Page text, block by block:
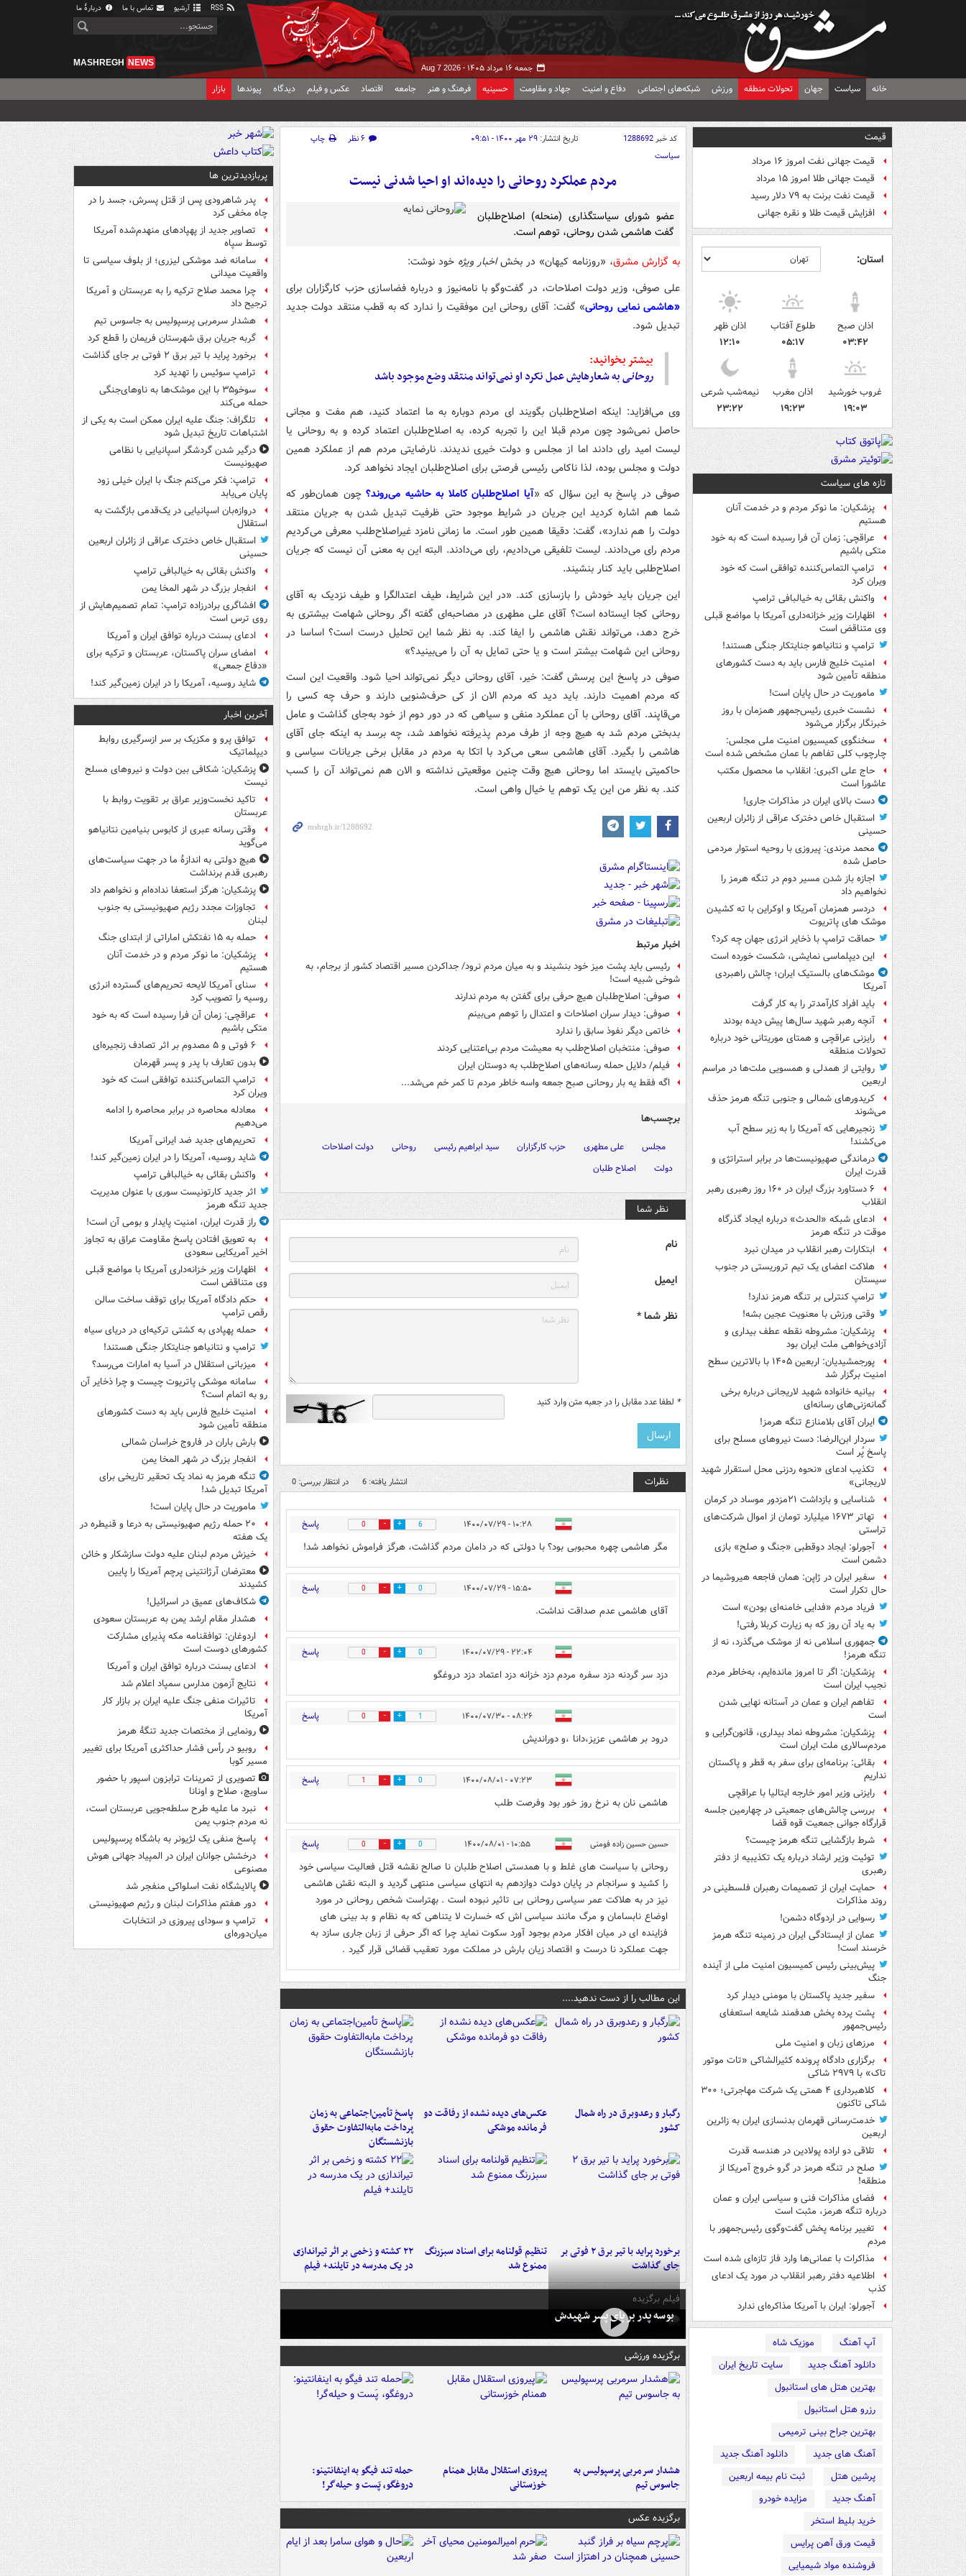
آرشیو تماس با ما دربارهٔ ما
جمعه ۱۶ مرداد ۱۴۰۵ - Aug 7 2026
MASHREGH NEWS
خانه سیاست جهان تحولات منطقه ورزش شبکه‌های اجتماعی دفاع و امنیت جهاد و مقاومت حسینیه فرهنگ و هنر جامعه اقتصاد عکس و فیلم دیدگاه پیوندها بازار
قیمت
قیمت جهانی نفت امروز ۱۶ مرداد
قیمت جهانی طلا امروز ۱۵ مرداد
قیمت نفت برنت به ۷۹ دلار رسید
افزایش قیمت طلا و نقره جهانی
استان:
اذان صبح
۰۳:۴۲
طلوع آفتاب
۰۵:۱۷
اذان ظهر
۱۲:۱۰
غروب خورشید
۱۹:۰۳
اذان مغرب
۱۹:۲۳
نیمه‌شب شرعی
۲۳:۲۲
تازه های سیاست
پزشکیان: ما نوکر مردم و در خدمت آنان
هستیم
عراقچی: زمان آن فرا رسیده است که به خود
متکی باشیم
ترامپ التماس‌کننده توافقی است که خود
ویران کرد
واکنش بقائی به خیالبافی ترامپ
اظهارات وزیر خزانه‌داری آمریکا با مواضع قبلی
وی متناقض است
ترامپ و نتانیاهو جنایتکار جنگی هستند!
امنیت خلیج فارس باید به دست کشورهای
منطقه تأمین شود
ماموریت در حال پایان است!
نشست خبری رئیس‌جمهور همزمان با روز
خبرنگار برگزار می‌شود
سخنگوی کمیسیون امنیت ملی مجلس:
چارچوب کلی تفاهم با عمان مشخص شده است
حاج علی اکبری: انقلاب ما محصول مکتب
عاشورا است
دست بالای ایران در مذاکرات جاری!
استقبال خاص دخترک عراقی از زائران اربعین
حسینی
محمد مرندی: پیروزی با روحیه استوار مردمی
حاصل شده
اجازه باز شدن مسیر دوم در تنگه هرمز را
نخواهیم داد
دردسر همزمان آمریکا و اوکراین با ته کشیدن
موشک های پاتریوت
حماقت ترامپ با ذخایر انرژی جهان چه کرد؟
این دیپلماسی نمایشی، شکست خورده است
موشک‌های بالستیک ایران؛ چالش راهبردی
آمریکا
باید افراد کارآمدتر را به کار گرفت
آنچه رهبر شهید سال‌ها پیش دیده بودند
رایزنی عراقچی و همتای موریتانی خود درباره
تحولات منطقه
روایتی از همدلی و همسویی ملت‌ها در مراسم
اربعین
کریدورهای شمالی و جنوبی تنگه هرمز حذف
می‌شوند
زنجیرهایی که آمریکا را به زیر سطح آب
می‌کشند!
درماندگی صهیونیست‌ها در برابر استراتژی و
قدرت ایران
۶ دستاورد بزرگ ایران در ۱۶۰ روز رهبری رهبر
انقلاب
ادعای شبکه «الحدث» درباره ایجاد گذرگاه
موقت در تنگه هرمز
ابتکارات رهبر انقلاب در میدان نبرد
هلاکت اعضای یک تیم تروریستی در جنوب
سیستان
ترامپ کنترلی بر تنگه هرمز ندارد!
وقتی ورزش با معنویت عجین بشه!
پزشکیان: مشروطه نقطه عطف بیداری و
آزادی‌خواهی ملت ایران بود
پورجمشیدیان: اربعین ۱۴۰۵ با بالاترین سطح
امنیت برگزار شد
بیانیه خانواده شهید لاریجانی درباره برخی
گمانه‌زنی‌های رسانه‌ای
ایران آقای بلامنازع تنگه هرمز!
سردار ابن‌الرضا: دست نیروهای مسلح برای
پاسخ پُر است
تکذیب ادعای «نحوه ردزنی محل استقرار شهید
لاریجانی»
شناسایی و بازداشت ۲۱مزدور موساد در کرمان
تهاتر ۱۶۷۳ میلیارد تومان از اموال شرکت‌های
تراستی
آجورلو: ایجاد دوقطبی «جنگ و صلح‌» بازی
دشمن است
سفیر ایران در ژاپن: همان فاجعه هیروشیما در
حال تکرار است
فریاد مردم «فدایی خامنه‌ای بودن» است
به یاد آن روز که به زیارت کربلا رفتی!
جمهوری اسلامی نه از موشک می‌گذرد، نه از
تنگه هرمز!
پزشکیان: اگر تا امروز مانده‌ایم، به‌خاطر مردم
نجیب ایران است
تفاهم ایران و عمان در آستانه نهایی شدن
است
پزشکیان: مشروطه نماد بیداری، قانون‌گرایی و
مردم‌سالاری ملت ایران است
بقائی: برنامه‌ای برای سفر به قطر و پاکستان
نداریم
رایزنی وزیر امور خارجه ایتالیا با عراقچی
بررسی چالش‌های جمعیتی در چهارمین جلسه
قرارگاه جوانی جمعیت قوه قضا
شرط بازگشایی تنگه هرمز چیست؟
توئیت وزیر ارشاد درباره یک تکذیبیه از دفتر
رهبری
حمایت ایران از تصمیمات رهبران فلسطینی در
روند مذاکرات
رسوایی در اردوگاه دشمن!
عمان از ایستادگی ایران در زمینه تنگه هرمز
خرسند است!
پیش‌بینی رئیس کمیسیون امنیت ملی از آینده
جنگ
سفیر جدید پاکستان با مومنی دیدار کرد
پشت پرده پخش هدفمند شایعه استعفای
رئیس‌جمهور
مرزهای زبان و امنیت ملی
برگزاری دادگاه پرونده کثیرالشاکی «تات موتور
تاک» با ۲۹۷۹ شاکی
کلاهبرداری ۴ همتی یک شرکت مهاجرتی؛ ۳۰۰
شاکی تاکنون
خدمت‌رسانی قهرمان بدنسازی ایران به زائرین
اربعین
تلاقی دو اراده پولادین در هندسه قدرت
صلح در تنگه هرمز در گرو خروج آمریکا از
منطقه!
فضای مذاکرات فنی و سیاسی ایران و عمان
درباره تنگه هرمز، مثبت است
تغییر برنامه پخش گفت‌وگوی رئیس‌جمهور با
مردم
مذاکرات با عمانی‌ها وارد فاز تازه‌ای شده است
اطلاعیه دفتر رهبر انقلاب در مورد یک ادعای
کذب
آجورلو: ایران با آمریکا مذاکره‌ای ندارد
آپ آهنگ
موزیک شاه
دانلود آهنگ جدید
سایت تاریخ ایران
بهترین هتل های استانبول
رزرو هتل استانبول
بهترین جراح بینی ترمیمی
آهنگ های جدید
دانلود آهنگ جدید
پرشین هتل
ثبت نام بیمه اربعین
آهنگ جدید
مزایده خودرو
خرید بلیط استخر
قیمت ورق آهن پرایس
فروشنده مواد شیمیایی
کد خبر1288692 تاریخ انتشار: ۲۹ مهر ۱۴۰۰ - ۰۹:۵۱ ۶ نظر
چاپ
سیاست
مردم عملکرد روحانی را دیده‌اند او احیا شدنی نیست
عضو شورای سیاستگذاری (منحله) اصلاح‌طلبان
گفت هاشمی شدن روحانی، توهم است.
به گزارش مشرق، «روزنامه کیهان» در بخشاخبار ویژه خود نوشت:
علی صوفی، وزیر دولت اصلاحات، در گفت‌وگو با نامه‌نیوز و درباره فضاسازی حزب کارگزاران برای
«هاشمی نمایی روحانی» گفت: آقای روحانی این موفقیت را ندارد که به قطب منتقد دولت جدید
تبدیل شود.
بیشتر بخوانید:
روحانیبه شعارهایش عمل نکرد او نمی‌تواند منتقد وضع موجود باشد
وی می‌افزاید: اینکه اصلاح‌طلبان بگویند ای مردم دوباره به ما اعتماد کنید، هم مفت و مجانی
حاصل نمی‌شود چون مردم قبلا این را تجربه کرده، به اصلاح‌طلبان اعتماد کرده و به روحانی یا
لیست امید رای دادند اما از مجلس و دولت خیری ندیدند. نارضایتی مردم هم از عملکرد همین
دولت و مجلس بوده، لذا ناکامی رئیسی فرصتی برای اصلاح‌طلبان ایجاد نخواهد کرد.
صوفی در پاسخ به این سؤال که «آیا اصلاح‌طلبان کاملا به حاشیه می‌روند؟چون همان‌طور که
شما هم اشاره کردید این جریان در شرایط موجود حتی ظرفیت تبدیل شدن به جریان منتقد
دولت را هم ندارد»، گفت: دقیقا همین طور است. ما زمانی نامزد غیراصلاح‌طلب معرفی می‌کردیم
مردم رای می‌دادند. لیست تلفیقی می‌دادیم، رای می‌دادند. البته این به معنی آن نیست که جریان
اصلاح‌طلبی باید کنار بنشیند.
این جریان باید خودش را بازسازی کند. «در این شرایط، طیف اعتدالگرا و طیف نزدیک به آقای
روحانی کجا ایستاده است؟ آقای علی مطهری در مصاحبه‌ای گفته اگر روحانی شهامت بیشتری به
خرج دهد، می‌تواند نقش هاشمی را ایفا کند. به نظر شما این تحلیل درست است؟ اساسا در
روحانی این شهامت بیشتر است و یا حتی تمایل به آن را می‌بینید؟»
صوفی در پاسخ این پرسش گفت: خیر، آقای روحانی دیگر نمی‌تواند احیا شود. واقعیت این است
که مردم اهمیت دارند. باید دید که مردم الان از کی حرف‌شنویی دارند و حرف چه کسی را
می‌قاپند. آقای روحانی با آن عملکرد منفی و سیاهی که در دور دوم از خود به‌جای گذاشت و عامل
بدبختی مردم شد به هیچ وجه از طرف مردم پذیرفته نخواهد شد، چه برسد به اینکه جای آقای
هاشمی را بگیرد. آقای هاشمی سعی می‌کرد با اتکا به مردم در مقابل برخی جریانات سیاسی و
حاکمیتی بایستد اما روحانی هیچ وقت چنین موقعیتی نداشته و الان هم نمی‌تواند آن را کسب
کند. به نظر من این یک توهم یا خیال واهی است.
اخبار مرتبط
رئیسی باید پشت میز خود بنشیند و به میان مردم نرود/ جداکردن مسیر اقتصاد کشور از برجام، به
شوخی شبیه است!
صوفی: اصلاح‌طلبان هیچ حرفی برای گفتن به مردم ندارند
صوفی: دیدار سران اصلاحات و اعتدال را توهم می‌بینم
خاتمی دیگر نفوذ سابق را ندارد
صوفی: منتخبان اصلاح‌طلب به معیشت مردم بی‌اعتنایی کردند
فیلم/ دلایل حمله رسانه‌های اصلاح‌طلب به دوستان ایران
‏اگه فقط یه بار ‌روحانی صبح جمعه واسه خاطر مردم تا کمر خم می‌شد...
برچسب‌ها
مجلس علی مطهری حزب کارگزاران سید ابراهیم رئیسی روحانی
دولت اصلاحات
دولت
اصلاح طلبان
نظر شما
نام
ایمیل
نظر شما *
* لطفا عدد مقابل را در جعبه متن وارد کنید
نظرات انتشار یافته: 6 در انتظار بررسی: 0
۱۰:۲۸ - ۱۴۰۰/۰۷/۲۹ 6
0 پاسخ
مگر هاشمی چهره محبوبی بود؟ با دولتی که در دامان مردم گذاشت، هرگز فراموش نخواهد شد!
۱۵:۵۰ - ۱۴۰۰/۰۷/۲۹ 0
0 پاسخ
آقاى هاشمی عدم صداقت نداشت.
۲۲:۰۴ - ۱۴۰۰/۰۷/۲۹ 0
0 پاسخ
دزد سر گردنه دزد سفره مردم دزد خزانه دزد اعتماد دزد دروغگو
۰۸:۲۶ - ۱۴۰۰/۰۷/۳۰ 1
0 پاسخ
درود بر هاشمی عزیز،دانا ،و دوراندیش
۰۷:۲۳ - ۱۴۰۰/۰۸/۰۱ 0
1 پاسخ
هاشمی نان به نرخ روز خور بود وفرصت طلب
حسین حسین زاده فومنی ۱۰:۵۵ - ۱۴۰۰/۰۸/۰۱ 0
0 پاسخ
روحانی با سیاست های غلط و با همدستی اصلاح طلبان نا صالح نقشه قتل فعالیت سیاسی خود
را کشید و سرانجام در پایان دولت دوازدهم به انتهای سیاسی منتهی گردید و البته نقش هاشمی
نیز در به هلاکت عمر سیاسی روحانی بی تاثیر نبوده است . بهتراست شخص روحانی در مورد
اوضاع نابسامان و مرگ مانند سیاسی اش که خسارت لا یتناهی که به نظام و بد بینی های
فزاینده ای در میان افکار مردم بوجود آورد سکوت نماید چرا که اگر حرفی از زبان جاری سازد به
جهت عملکرد نا درست و اقتصاد زیان بارش در مملکت مورد تعقیب قضائی قرار گیرد .
این مطالب را از دست ندهید....
رگبار و رعدوبرق در راه شمال
کشور
عکس‌های دیده نشده از رفاقت دو
فرمانده‌ موشکی
پاسخ تأمین‌اجتماعی به زمان
پرداخت مابه‌التفاوت حقوق
بازنشستگان
برخورد پراید با تیر برق ۲ فوتی بر
جای گذاشت
تنظیم قولنامه برای اسناد سبزرنگ
ممنوع شد
۲۲ کشته و زخمی بر اثر تیراندازی
در یک مدرسه در تایلند+ فیلم
فیلم برگزیده
بوسه‌ پدر بر پای پسر شهیدش
برگزیده ورزشی
هشدار سرمربی پرسپولیس به
جاسوس تیم
پیروزی استقلال مقابل همنام
خوزستانی
حمله تند فیگو به اینفانتینو:
دروغگو، پَست‌ و حیله‌گر!
برگزیده عکس
پربازدیدترین ها
پدر شاهرودی پس از قتل پسرش، جسد را در
چاه مخفی کرد
تصاویر جدید از پهپادهای منهدم‌شده آمریکا
توسط سپاه
سامانه ضد موشکی لیزری؛ از بلوف سیاسی تا
واقعیت میدانی
چرا محمد صلاح ترکیه را به عربستان و آمریکا
ترجیح داد
هشدار سرمربی پرسپولیس به جاسوس تیم
گربه جریان برق شهرستان فریمان را قطع کرد
برخورد پراید با تیر برق ۲ فوتی بر جای گذاشت
ترامپ سوئیس را تهدید کرد
سوخو۳۵ با این موشک‌ها به ناوهای‌جنگی
حمله می‌کند
تلگراف: جنگ علیه ایران ممکن است به یکی از
اشتباهات تاریخ تبدیل شود
درگیر شدن گردشگر اسپانیایی با نظامی
صهیونیست
ترامپ: فکر می‌کنم جنگ با ایران خیلی زود
پایان می‌یابد
دروازه‌بان اسپانیایی در یک‌قدمی بازگشت به
استقلال
استقبال خاص دخترک عراقی از زائران اربعین
حسینی
واکنش بقائی به خیالبافی ترامپ
انفجار بزرگ در شهر المخا یمن
افشاگری برادرزاده ترامپ: تمام تصمیم‌هایش از
روی ترس است
ادعای بسنت درباره توافق ایران و آمریکا
امضای سران پاکستان، عربستان و ترکیه برای
«دفاع جمعی»
شاید روسیه، آمریکا را در ایران زمین‌گیر کند!
آخرین اخبار
توافق پرو و مکزیک بر سر ازسرگیری روابط
دیپلماتیک
پزشکیان: شکافی بین دولت و نیروهای مسلح
نیست
تاکید نخست‌وزیر عراق بر تقویت روابط با
عربستان
وقتی رسانه عبری از کابوس بنیامین نتانیاهو
می‌گوید
هیچ دولتی به اندازۀ ما در جهت سیاست‌های
رهبری قدم برنداشت
پزشکیان: هرگز استعفا نداده‌ام و نخواهم داد
تجاوزات مجدد رژیم صهیونیستی به جنوب
لبنان
حمله به ۱۵ نفتکش‌ اماراتی از ابتدای جنگ
پزشکیان: ما نوکر مردم و در خدمت آنان
هستیم
سنای آمریکا لایحه تحریم‌های گسترده انرژی
روسیه را تصویب کرد
عراقچی: زمان آن فرا رسیده است که به خود
متکی باشیم
۶ فوتی و ۵ مصدوم بر اثر تصادف زنجیره‌ای
بدون تعارف با پدر و پسر قهرمان
ترامپ التماس‌کننده توافقی است که خود
ویران کرد
معادله محاصره در برابر محاصره را ادامه
می‌دهیم
تحریم‌های جدید ضد ایرانی آمریکا
شاید روسیه، آمریکا را در ایران زمین‌گیر کند!
واکنش بقائی به خیالبافی ترامپ
اثر جدید کارتونیست سوری با عنوان مدیریت
جدید تنگه هرمز
راز قدرت ایران، امنیت پایدار و بومی آن است!
به تعویق افتادن پاسخ مقاومت عراق به تجاوز
اخیر آمریکایی سعودی
اظهارات وزیر خزانه‌داری آمریکا با مواضع قبلی
وی متناقض است
حکم دادگاه آمریکا برای توقف ساخت سالن
رقص ترامپ
حمله پهپادی به کشتی ترکیه‌ای در دریای سیاه
ترامپ و نتانیاهو جنایتکار جنگی هستند!
میزبانی استقلال در آسیا به امارات می‌رسد؟
سامانه موشکی پاتریوت چیست و چرا ذخایر آن
رو به اتمام است؟
امنیت خلیج فارس باید به دست کشورهای
منطقه تأمین شود
بارش باران در فاروج خراسان شمالی
انفجار بزرگ در شهر المخا یمن
تنگه هرمز به نماد یک تحقیر تاریخی برای
آمریکا تبدیل شد!
ماموریت در حال پایان است!
۲۰ حمله رژیم صهیونیستی به درعا و قنیطره در
یک هفته
خیزش مردم لبنان علیه دولت سازشکار و خائن
معترضان آرژانتینی پرچم آمریکا را پایین
کشیدند
شکاف‌های عمیق در اسرائیل!
هشدار مقام ارشد یمن به عربستان سعودی
اردوغان: توافقنامه مکه پذیرای مشارکت
کشورهای دوست است
ادعای بسنت درباره توافق ایران و آمریکا
نتایج آزمون مدارس سمپاد اعلام شد
تاثیرات منفی جنگ علیه ایران بر بازار کار
آمریکا
رونمایی از مختصات جدید تنگۀ هرمز
روبیو در رأس فشار حداکثری آمریکا برای تغییر
مسیر کوبا
تصویری از تمرینات ترابزون اسپور با حضور
ساویچ، صلاح و اونانا
نبرد ما علیه طرح سلطه‌جویی عربستان است،
نه مردم جنوب یمن
پاسخ منفی یک لژیونر به باشگاه پرسپولیس
درخشش جوانان ایران در المپیاد جهانی هوش
مصنوعی
پالایشگاه نفت اسلواکی منفجر شد
دور هفتم مذاکرات لبنان و رژیم صهیونیستی
ترامپ و سودای پیروزی در انتخابات
میان‌دوره‌ای